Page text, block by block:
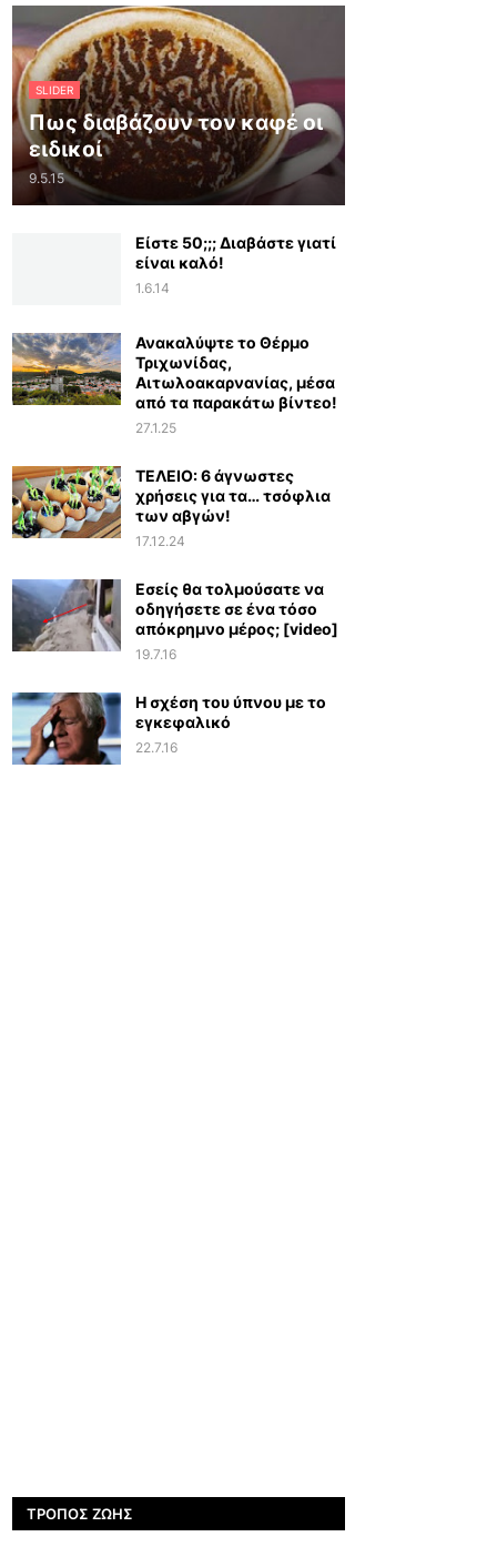
SLIDER
Πως διαβάζουν τον καφέ οι
ειδικοί
9.5.15
Είστε 50;;; Διαβάστε γιατί
είναι καλό!
1.6.14
Ανακαλύψτε το Θέρμο
Τριχωνίδας,
Αιτωλοακαρνανίας, μέσα
από τα παρακάτω βίντεο!
27.1.25
ΤΕΛΕΙΟ: 6 άγνωστες
χρήσεις για τα… τσόφλια
των αβγών!
17.12.24
Εσείς θα τολμούσατε να
οδηγήσετε σε ένα τόσο
απόκρημνο μέρος; [video]
19.7.16
Η σχέση του ύπνου με το
εγκεφαλικό
22.7.16
ΤΡΌΠΟΣ ΖΩΉΣ